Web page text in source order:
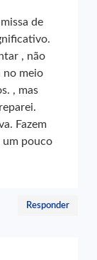
de
, não
no meio
, mas
Fazem
um pouco
Responder